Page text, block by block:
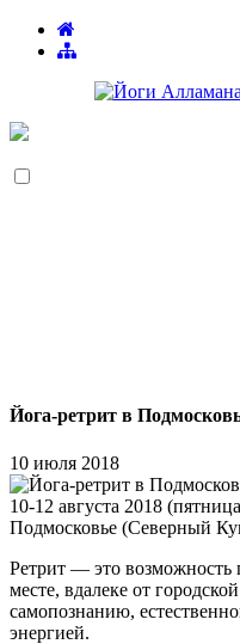
Йога-ретрит в
10 июля 2018
10-12 августа 2018
Подмосковье (Северный
Ретрит — это
месте, вдалеке от
самопознанию,
энергией.